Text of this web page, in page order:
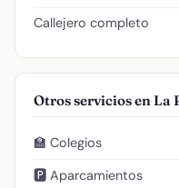
Callejero completo
Otros servicios en La
🏫 Colegios
🅿️ Aparcamientos